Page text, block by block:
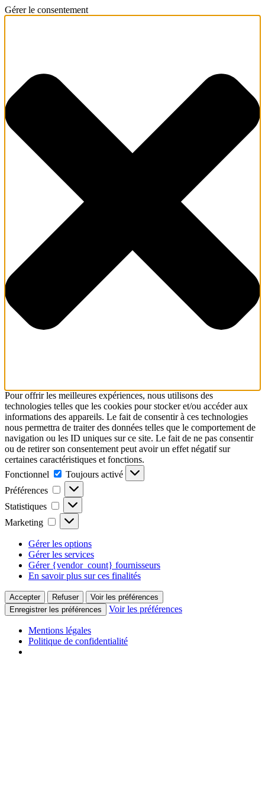
Gérer le consentement
Pour offrir les meilleures expériences, nous utilisons des
technologies telles que les cookies pour stocker et/ou accéder aux
informations des appareils. Le fait de consentir à ces technologies
nous permettra de traiter des données telles que le comportement de
navigation ou les ID uniques sur ce site. Le fait de ne pas consentir
ou de retirer son consentement peut avoir un effet négatif sur
certaines caractéristiques et fonctions.
Fonctionnel
Fonctionnel
Toujours activé
Préférences
Préférences
Statistiques Statistiques
Marketing Marketing
Gérer les options
Gérer les services
Gérer {vendor_count} fournisseurs
En savoir plus sur ces finalités
Accepter Refuser
Voir les préférences
Enregistrer les préférences
Voir les préférences
Mentions légales
Politique de confidentialité